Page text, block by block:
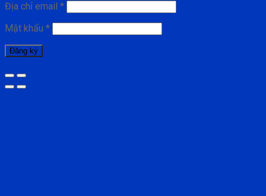
Địa chỉ email *
Mật khẩu *
Đăng ký